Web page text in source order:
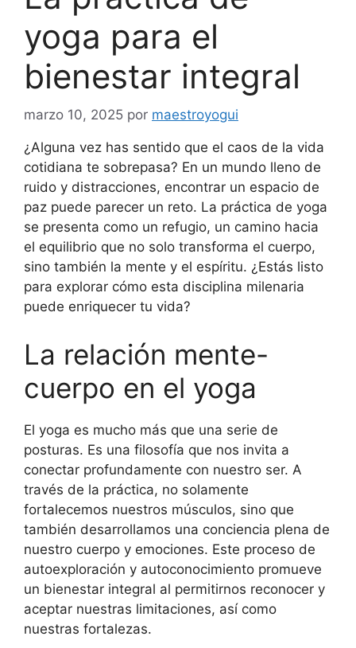
yoga para el
bienestar integral
marzo 10, 2025 por maestroyogui
¿Alguna vez has sentido que el caos de la vida
cotidiana te sobrepasa? En un mundo lleno de
ruido y distracciones, encontrar un espacio de
paz puede parecer un reto. La práctica de yoga
se presenta como un refugio, un camino hacia
el equilibrio que no solo transforma el cuerpo,
sino también la mente y el espíritu. ¿Estás listo
para explorar cómo esta disciplina milenaria
puede enriquecer tu vida?
La relación mente-
cuerpo en el yoga
El yoga es mucho más que una serie de
posturas. Es una filosofía que nos invita a
conectar profundamente con nuestro ser. A
través de la práctica, no solamente
fortalecemos nuestros músculos, sino que
también desarrollamos una conciencia plena de
nuestro cuerpo y emociones. Este proceso de
autoexploración y autoconocimiento promueve
un bienestar integral al permitirnos reconocer y
aceptar nuestras limitaciones, así como
nuestras fortalezas.